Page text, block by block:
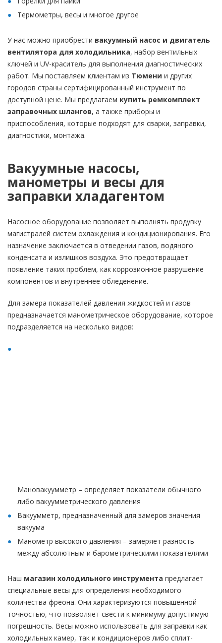
Термометры, весы и многое другое
У нас можно приобрести вакуумный насос и двигатель
вентилятора для холодильника, набор вентильных
ключей и UV-краситель для выполнения диагностических
работ. Мы поставляем клиентам из Тюмени и других
городов страны сертифицированный инструмент по
доступной цене. Мы предлагаем купить ремкомплект
заправочных шлангов, а также приборы и
приспособления, которые подходят для сварки, заправки,
диагностики, монтажа.
Вакуумные насосы,
манометры и весы для
заправки хладагентом
Насосное оборудование позволяет выполнять продувку
магистралей систем охлаждения и кондиционирования. Его
назначение заключается в отведении газов, водяного
конденсата и излишков воздуха. Это предотвращает
появление таких проблем, как коррозионное разрушение
компонентов и внутреннее обледенение.
Для замера показателей давления жидкостей и газов
предназначается манометрическое оборудование, которое
подразделяется на несколько видов:
Мановакуумметр – определяет показатели обычного
либо вакуумметрического давления
Вакуумметр, предназначенный для замеров значения
вакуума
Манометр высокого давления – замеряет разность
между абсолютным и барометрическими показателями
Наш магазин холодильного инструмента предлагает
специальные весы для определения необходимого
количества фреона. Они характеризуются повышенной
точностью, что позволяет свести к минимуму допустимую
погрешность. Весы можно использовать для заправки как
холодильных камер, так и кондиционеров либо сплит-